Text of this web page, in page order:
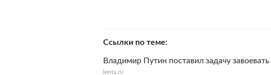
Ссылки по теме
Владимир Путин поставил задачу
lenta.ru